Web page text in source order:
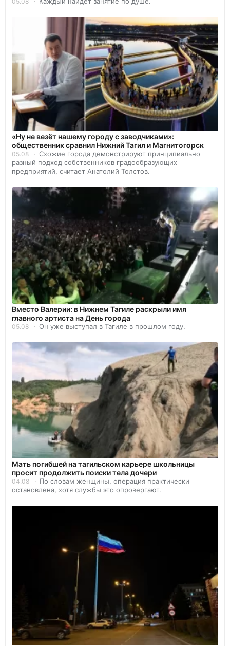
«Ну не везёт нашему городу с заводчиками»:
общественник сравнил Нижний Тагил и Магнитогорск
05.08
Схожие города демонстрируют принципиально
разный подход собственников градообразующих
предприятий, считает Анатолий Толстов.
Вместо Валерии: в Нижнем Тагиле раскрыли имя
главного артиста на День города
05.08 Он уже выступал в Тагиле в прошлом году.
Мать погибшей на тагильском карьере школьницы
просит продолжить поиски тела дочери
04.08
По словам женщины, операция практически
остановлена, хотя службы это опровергают.